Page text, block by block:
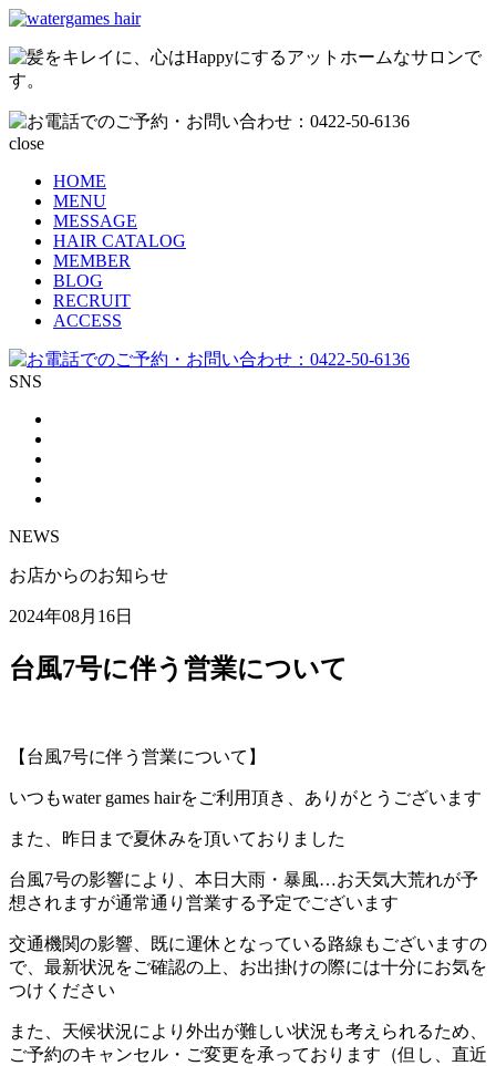
close
HOME
MENU
MESSAGE
HAIR CATALOG
MEMBER
BLOG
RECRUIT
ACCESS
SNS
NEWS
お店からのお知らせ
2024年08月16日
台風7号に伴う営業について
【台風7号に伴う営業について】
いつもwater games hairをご利用頂き、ありがとうございます
また、昨日まで夏休みを頂いておりました
台風7号の影響により、本日大雨・暴風…お天気大荒れが予
想されますが通常通り営業する予定でございます
交通機関の影響、既に運休となっている路線もございますの
で、最新状況をご確認の上、お出掛けの際には十分にお気を
つけください
また、天候状況により外出が難しい状況も考えられるため、
ご予約のキャンセル・ご変更を承っております（但し、直近